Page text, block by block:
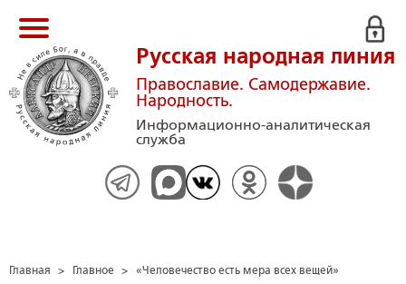
Русская народная линия
Православие. Самодержавие.
Народность.
Информационно-аналитическая
служба
Главная > Главное > «Человечество есть мера всех вещей»